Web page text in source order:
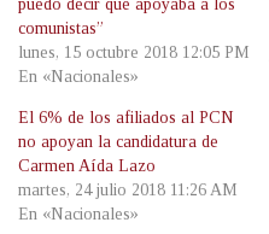
puedo decir que apoyaba a los
comunistas”
lunes, 15 octubre 2018 12:05 PM
En «Nacionales»
El 6% de los afiliados al PCN
no apoyan la candidatura de
Carmen Aída Lazo
martes, 24 julio 2018 11:26 AM
En «Nacionales»